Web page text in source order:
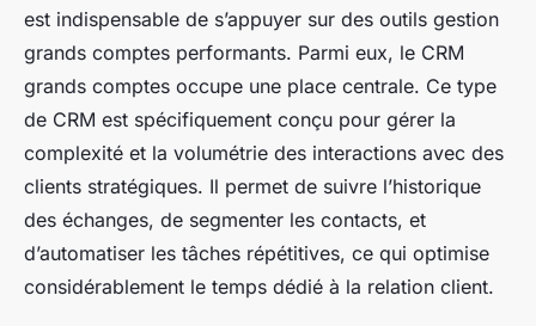
est indispensable de s’appuyer sur des outils gestion
grands comptes performants. Parmi eux, le CRM
grands comptes occupe une place centrale. Ce type
de CRM est spécifiquement conçu pour gérer la
complexité et la volumétrie des interactions avec des
clients stratégiques. Il permet de suivre l’historique
des échanges, de segmenter les contacts, et
d’automatiser les tâches répétitives, ce qui optimise
considérablement le temps dédié à la relation client.